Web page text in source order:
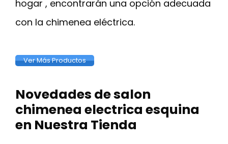
hogar , encontrarán una opción adecuada
con la chimenea eléctrica.
Ver Más Productos
Novedades de salon
chimenea electrica esquina
en Nuestra Tienda